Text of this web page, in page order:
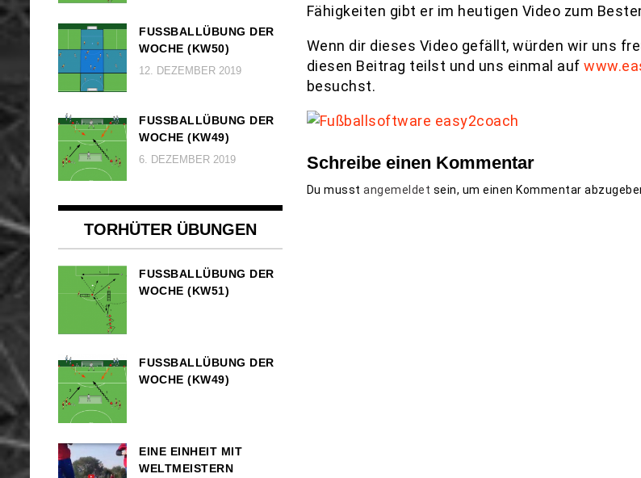
Fähigkeiten gibt er im heutigen Video zum
Wenn dir dieses Video gefällt, würden wir uns
diesen Beitrag teilst und uns einmal auf
besuchst.
Schreibe einen Kommentar
Du musst angemeldet sein, um einen Kommentar
FUSSBALLÜBUNG DER W
OCHE (KW50)
12. DEZEMBER 2019
FUSSBALLÜBUNG DER W
OCHE (KW49)
6. DEZEMBER 2019
TORHÜTER ÜBUNGEN
FUSSBALLÜBUNG DER W
OCHE (KW51)
FUSSBALLÜBUNG DER W
OCHE (KW49)
EINE EINHEIT MIT
WELTMEISTERN